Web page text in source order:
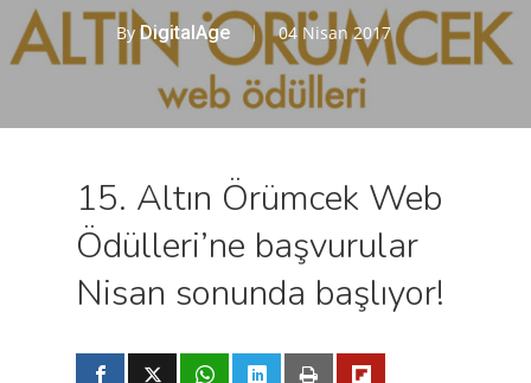
By DigitalAge 04 Nisan 2017
15. Altın Örümcek Web
Ödülleri’ne başvurular
Nisan sonunda başlıyor!